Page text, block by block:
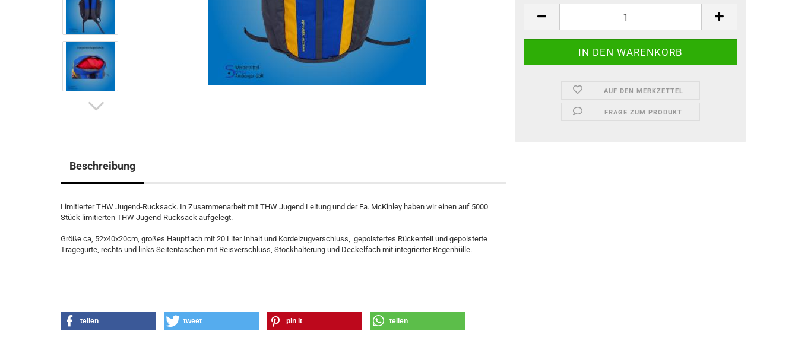
Stück
AUF DEN MERKZETTEL
FRAGE ZUM PRODUKT
Beschreibung
Limitierter THW Jugend-Rucksack. In Zusammenarbeit mit THW Jugend Leitung und der Fa. McKinley haben wir einen auf 5000
Stück limitierten THW Jugend-Rucksack aufgelegt.
Größe ca, 52x40x20cm, großes Hauptfach mit 20 Liter Inhalt und Kordelzugverschluss, gepolstertes Rückenteil und gepolsterte
Tragegurte, rechts und links Seitentaschen mit Reisverschluss, Stockhalterung und Deckelfach mit integrierter Regenhülle.
teilen tweet pin it teilen